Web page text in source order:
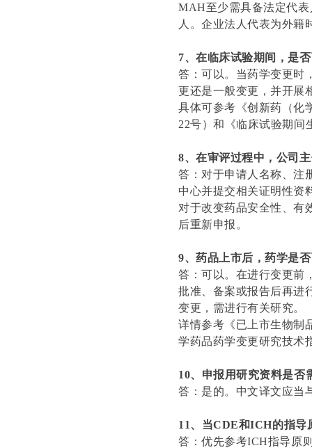
MAH至少需具备法定代
人。企业法人代表为外籍
7、在临床试验期间，是
答：可以。当药学变更时
更还是一般变更，并开展
具体可参考《创新药（化
22号）和《临床试验期间
8、在审评过程中，公司
答：对于申请人名称、注
中心并提交相关证明性资
对于改变药品安全性、有
后重新申报。
9、药品上市后，药学是
答：可以。在进行变更前
批准、备案或报告后再进
变更，需进行有关研究。
详情参考《已上市生物制
学药品药学变更研究技术
10、申报用研究资料是否
答：是的。中文译文应当
11、当CDE和ICH的指导
答：优先参考ICH指导原